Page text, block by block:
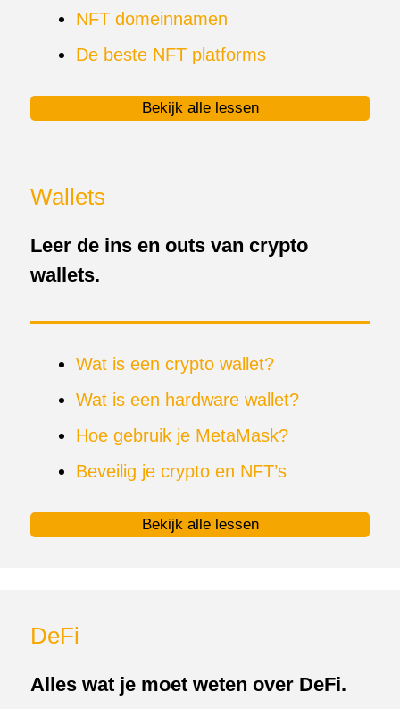
NFT domeinnamen
De beste NFT platforms
Bekijk alle lessen
Wallets
Leer de ins en outs van crypto
wallets.
Wat is een crypto wallet?
Wat is een hardware wallet?
Hoe gebruik je MetaMask?
Beveilig je crypto en NFT’s
Bekijk alle lessen
DeFi
Alles wat je moet weten over DeFi.